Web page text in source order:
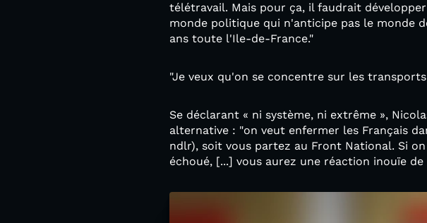
télétravail. Mais pour ça, il faudrait
monde politique qui n'anticipe pas le monde
ans toute l'Ile-de-France."
"Je veux qu'on se concentre sur les
Se déclarant « ni système, ni extrême »,
alternative : "on veut enfermer les Français
ndlr), soit vous partez au Front National. Si
échoué, [...] vous aurez une réaction inouïe